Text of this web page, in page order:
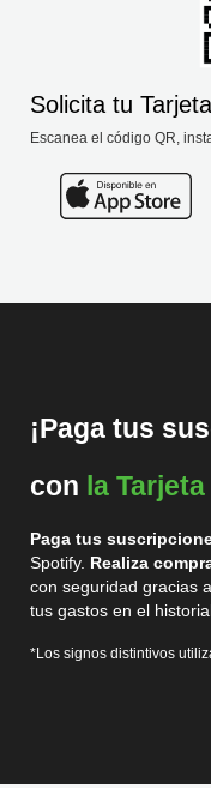
Solicita tu
Escanea el código QR,
¡Paga tus
con la
Paga tus
Spotify. Realiza
con seguridad gracias a
tus gastos en el
*Los signos distintivos